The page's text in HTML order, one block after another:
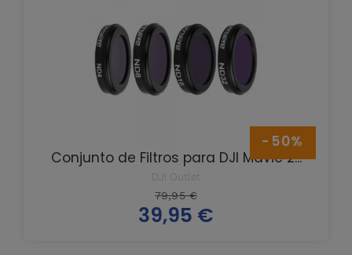
Conjunto de Filtros para DJI Mavic 2...
DJI Outlet
Prix
de
base
79,95 €
Prix
39,95 €
-50%